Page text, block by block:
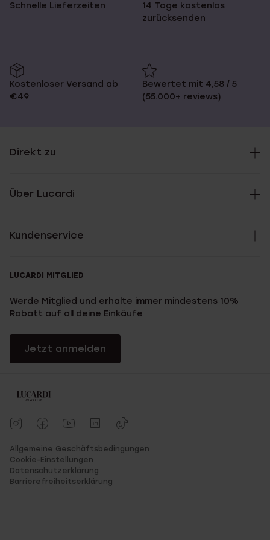
Schnelle Lieferzeiten
14 Tage kostenlos
zurücksenden
Kostenloser Versand ab
€49
Bewertet mit 4,58 / 5
(55.000+ reviews)
Direkt zu
Über Lucardi
Kundenservice
LUCARDI MITGLIED
Werde Mitglied und erhalte immer mindestens 10%
Rabatt auf all deine Einkäufe
Jetzt anmelden
Allgemeine Geschäftsbedingungen
Cookie-Einstellungen
Datenschutzerklärung
Barrierefreiheitserklärung